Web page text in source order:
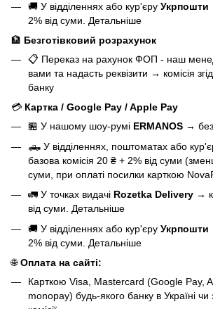
🚚 У відділеннях або кур'єру Укрпошти
2% від суми. Детальніше
🏦 Безготівковий розрахунок
📋 Переказ на рахунок ФОП - наш
вами та надасть реквізити → комісія
банку
💳 Картка / Google Pay / Apple Pay
🏪 У нашому шоу-румі ERMANOS →
🛻 У відділеннях, поштоматах або
базова комісія 20 ₴ + 2% від суми
суми, при оплаті посилки карткою
🚛 У точках видачі Rozetka Delivery →
від суми. Детальніше
🚚 У відділеннях або кур'єру Укрпошти
2% від суми. Детальніше
🌐Оплата на сайті:
Карткою Visa, Mastercard (Google Pay,
monopay) будь-якого банку в Україні